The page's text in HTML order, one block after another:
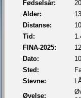
Fødselsår:
Alder:
13
Distanse:
Tid:
FINA-2025:
Dato:
Sted:
Stevne:
Øvelse: